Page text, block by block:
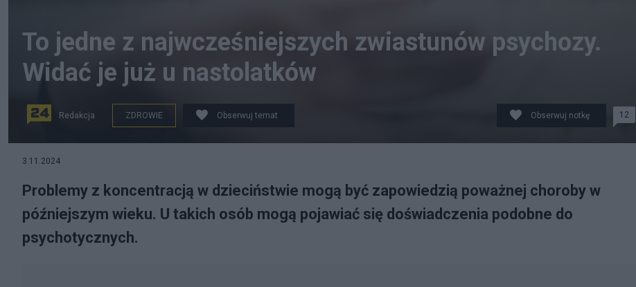
To jedne z najwcześniejszych zwiastunów psychozy.
Widać je już u nastolatków
Redakcja ZDROWIE Obserwuj temat Obserwuj notkę 12
3.11.2024
Problemy z koncentracją w dzieciństwie mogą być zapowiedzią poważnej choroby w
późniejszym wieku. U takich osób mogą pojawiać się doświadczenia podobne do
psychotycznych.